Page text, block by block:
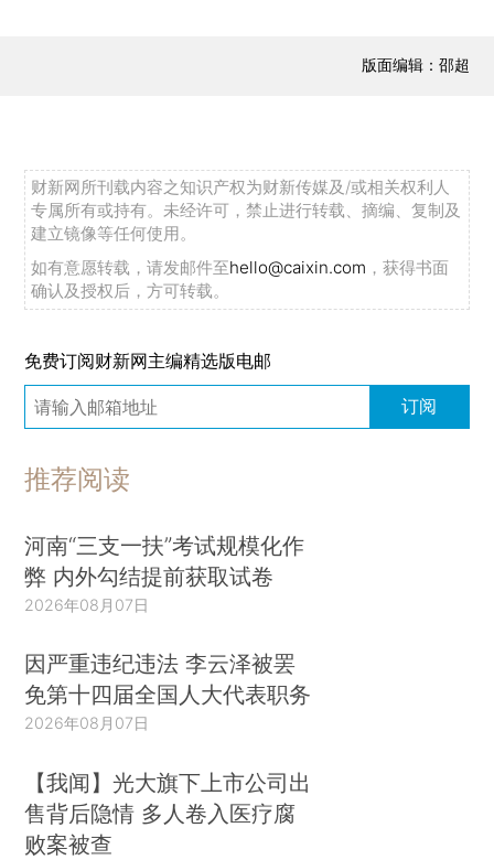
版面编辑：邵超
财新网所刊载内容之知识产权为财新传媒及/或相关权利人
专属所有或持有。未经许可，禁止进行转载、摘编、复制及
建立镜像等任何使用。
如有意愿转载，请发邮件至hello@caixin.com ，获得书面
确认及授权后，方可转载。
免费订阅财新网主编精选版电邮
订阅
推荐阅读
河南“三支一扶”考试规模化作
弊 内外勾结提前获取试卷
2026年08月07日
因严重违纪违法 李云泽被罢
免第十四届全国人大代表职务
2026年08月07日
【我闻】光大旗下上市公司出
售背后隐情 多人卷入医疗腐
败案被查